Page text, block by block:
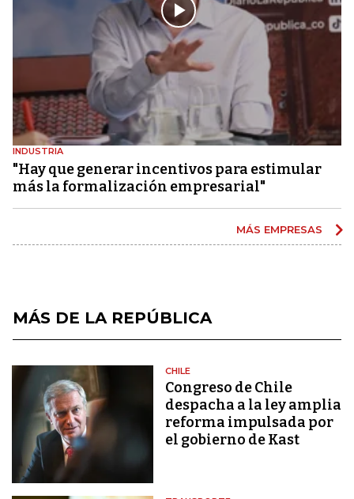
INDUSTRIA
"Hay que generar incentivos para estimular
más la formalización empresarial"
MÁS EMPRESAS
MÁS DE LA REPÚBLICA
CHILE
Congreso de Chile
despacha a la ley amplia
reforma impulsada por
el gobierno de Kast